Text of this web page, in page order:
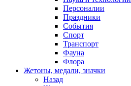
Персоналии
Праздники
События
Спорт
Транспорт
Фауна
Флора
Жетоны, медали, значки
Назад